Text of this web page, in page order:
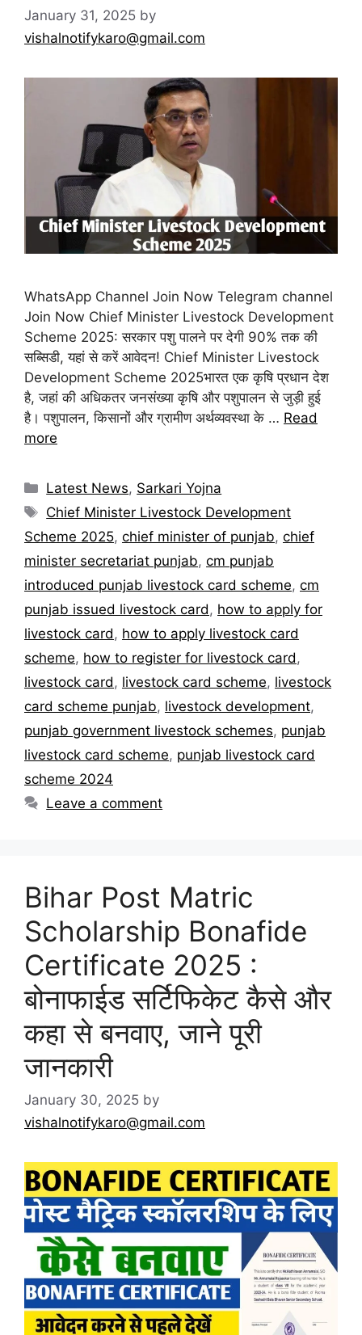
January 31, 2025 by
vishalnotifykaro@gmail.com
WhatsApp Channel Join Now Telegram channel
Join Now Chief Minister Livestock Development
Scheme 2025: सरकार पशु पालने पर देगी 90% तक की
सब्सिडी, यहां से करें आवेदन! Chief Minister Livestock
Development Scheme 2025भारत एक कृषि प्रधान देश
है, जहां की अधिकतर जनसंख्या कृषि और पशुपालन से जुड़ी हुई
है। पशुपालन, किसानों और ग्रामीण अर्थव्यवस्था के … Read
more
Categories
Latest News, Sarkari Yojna
Tags
Chief Minister Livestock Development
Scheme 2025, chief minister of punjab, chief
minister secretariat punjab, cm punjab
introduced punjab livestock card scheme, cm
punjab issued livestock card , how to apply for
livestock card , how to apply livestock card
scheme, how to register for livestock card ,
livestock card , livestock card scheme, livestock
card scheme punjab, livestock development,
punjab government livestock schemes, punjab
livestock card scheme, punjab livestock card
scheme 2024
Leave a comment
Bihar Post Matric
Scholarship Bonafide
Certificate 2025 :
बोनाफाईड सर्टिफिकेट कैसे और
कहा से बनवाए, जाने पूरी
जानकारी
January 30, 2025 by
vishalnotifykaro@gmail.com